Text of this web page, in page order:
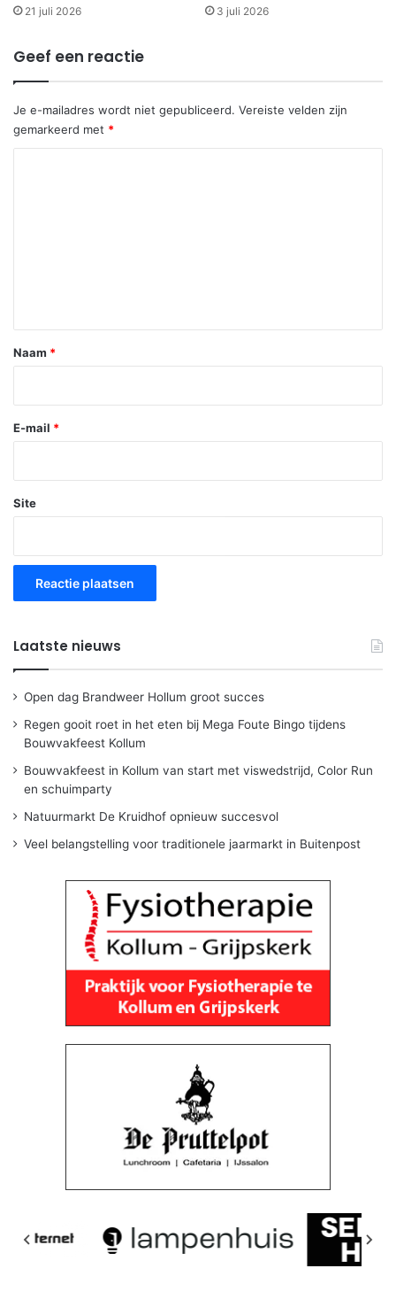
21 juli 2026 3 juli 2026
Geef een reactie
Je e-mailadres wordt niet gepubliceerd. Vereiste velden zijn
gemarkeerd met *
*
Naam *
E-mail *
Site
Laatste nieuws
Open dag Brandweer Hollum groot succes
Regen gooit roet in het eten bij Mega Foute Bingo tijdens
Bouwvakfeest Kollum
Bouwvakfeest in Kollum van start met viswedstrijd, Color Run
en schuimparty
Natuurmarkt De Kruidhof opnieuw succesvol
Veel belangstelling voor traditionele jaarmarkt in Buitenpost